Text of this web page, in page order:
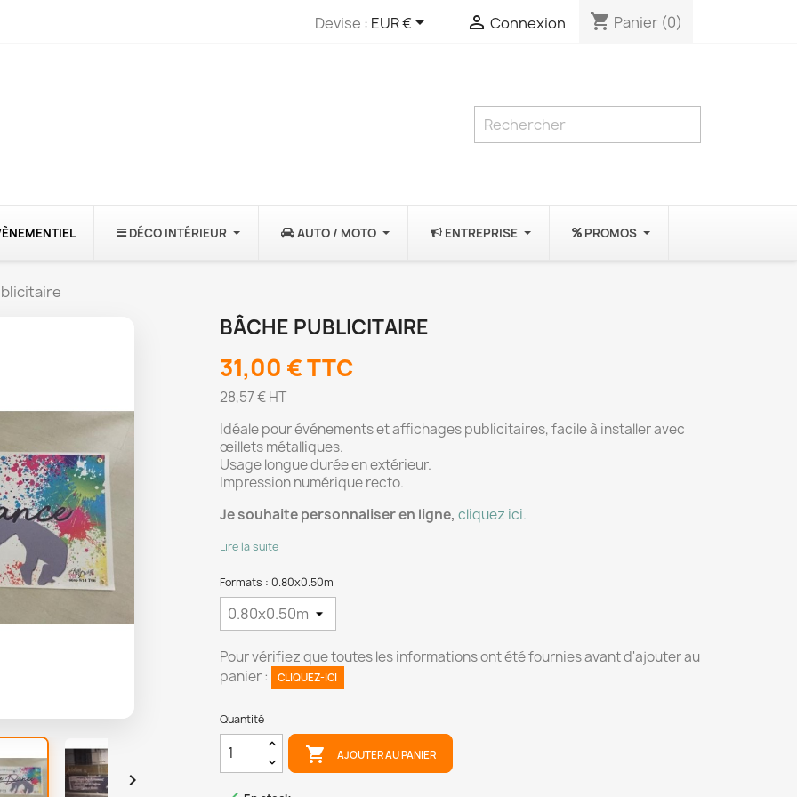
Devise : EUR €  Connexion shopping_cart Panier (0)
DÉCO INTÉRIEUR AUTO / MOTO ENTREPRISE PROMOS

BÂCHE PUBLICITAIRE
31,00 €TTC
28,57 € HT
Idéale pour événements et affichages publicitaires, facile à installer avec
œillets métalliques.
Usage longue durée en extérieur.
Impression numérique recto.
Je souhaite personnaliser en ligne, cliquez ici.
Lire la suite
Formats : 0.80x0.50m
Pour vérifiez que toutes les informations ont été fournies avant d'ajouter au
panier :
CLIQUEZ-ICI
Quantité
 AJOUTER AU PANIER